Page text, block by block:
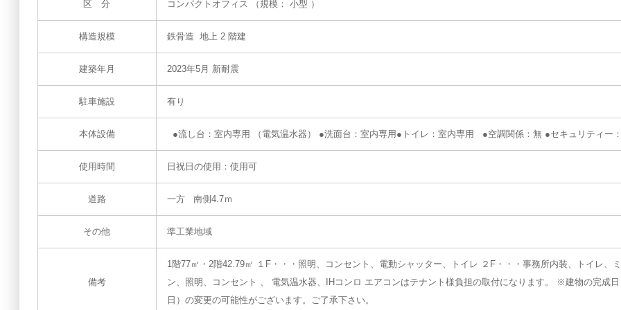
区 分 コンパクトオフィス （規模： 小型 ）
構造規模 鉄骨造 地上 2 階建
建築年月 2023年5月 新耐震
駐車施設 有り
本体設備 ●流し台：室内専用 （電気温水器） ●洗面台：室内専用●トイレ：室内専用 ●空調関係：無 ●セキュリティー
使用時間 日祝日の使用：使用可
道路 一方 南側4.7ｍ
その他 準工業地域
備考
1階77㎡・2階42.79㎡ １F・・・照明、コンセント、電動シャッター、トイレ ２F・・・事務所内装、トイレ、
ン、照明、コンセント 、 電気温水器、IHコンロ エアコンはテナント様負担の取付になります。 ※建物の完成日
日）の変更の可能性がございます。ご了承下さい。